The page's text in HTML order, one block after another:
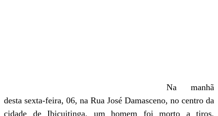
Na manhã
desta sexta-feira, 06, na Rua José Damasceno, no centro da
cidade de Ibicuitinga, um homem foi morto a tiros.